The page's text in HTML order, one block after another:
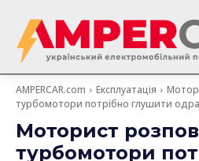
AMPERCAR.com Експлуатація
турбомотори потрібно глушити
Моторист
турбомотори